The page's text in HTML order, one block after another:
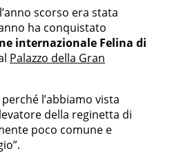
scorso era stata
ha conquistato
internazionale Felina di
Palazzo della Gran
l’abbiamo vista
della reginetta di
poco comune e